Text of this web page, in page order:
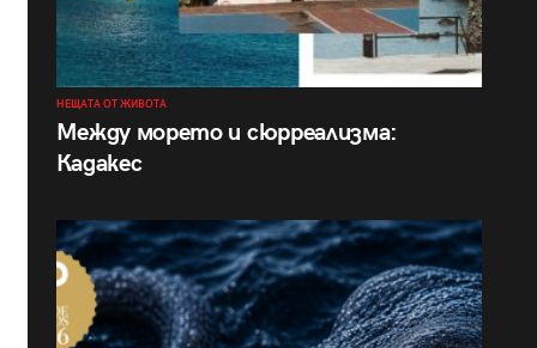
НЕЩАТА ОТ ЖИВОТА
Между морето и сюрреализма:
Кадакес